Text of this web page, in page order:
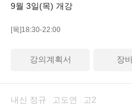
9월 3일(목) 개강
[목]18:30-22:00
강의계획서 장
내신 정규 고도연 고2